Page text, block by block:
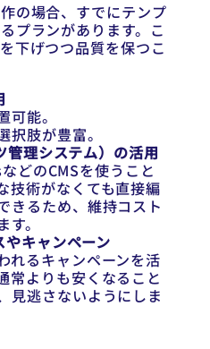
の場合、すでにテンプ
プランがあります。こ
下げつつ品質を保つこ
可能。
択肢が豊富。
管理システム）の活用
どのCMSを使うこと
技術がなくても直接編
きるため、維持コスト
。
キャンペーン
れるキャンペーンを活
常よりも安くなること
見逃さないようにしま